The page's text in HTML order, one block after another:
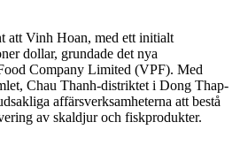
att Vinh Hoan, med ett initialt
dollar, grundade det nya
Company Limited (VPF). Med
Chau Thanh-distriktet i Dong Thap-
affärsverksamheterna att bestå
av skaldjur och fiskprodukter.